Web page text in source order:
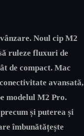
Noul cip M2
ruleze fluxuri de
de compact. Mac
avansată,
modelul M2 Pro.
și puterea și
îmbunătățește